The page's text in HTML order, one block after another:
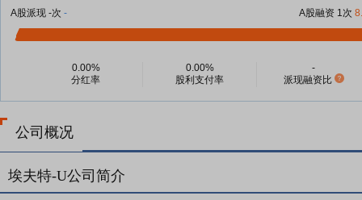
A股派现 -次 - A股融资 1次
0.00%
分红率
0.00%
股利支付率
-
派现融资比
公司概况
埃夫特-U公司简介